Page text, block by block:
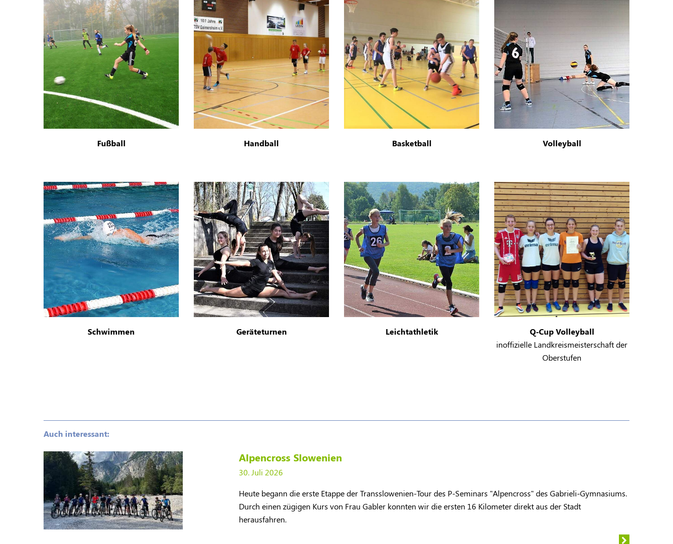
Fußball Handball Basketball Volleyball
Schwimmen Geräteturnen Leichtathletik
Q-Cup Volleyball
inoffizielle Landkreismeisterschaft der
Oberstufen
Auch interessant:
Alpencross Slowenien
30. Juli 2026
Heute begann die erste Etappe der Transslowenien-Tour des P-Seminars "Alpencross" des Gabrieli-Gymnasiums.
Durch einen zügigen Kurs von Frau Gabler konnten wir die ersten 16 Kilometer direkt aus der Stadt
herausfahren.